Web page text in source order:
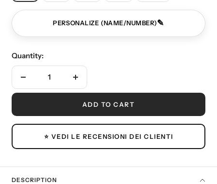
PERSONALIZE (NAME/NUMBER)✎
Quantity:
Decrease
quantity
Increase
quantity
ADD TO CART
⭐ VEDI LE RECENSIONI DEI CLIENTI
DESCRIPTION